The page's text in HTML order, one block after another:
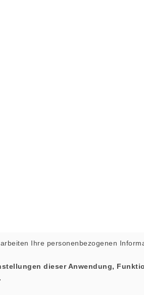
Ihre personenbezogenen
dieser Anwendung,